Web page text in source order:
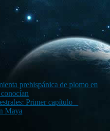
prehispánica de plomo en
Primer capítulo –
Maya